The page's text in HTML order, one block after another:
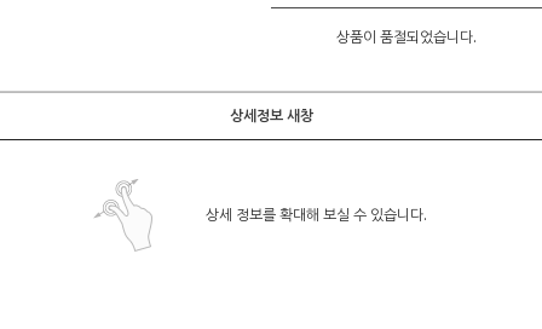
상품이 품절되었습니다.
상세정보 새창
상세 정보를 확대해 보실 수 있습니다.